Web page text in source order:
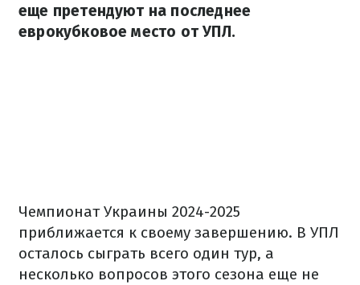
еще претендуют на последнее
еврокубковое место от УПЛ.
Чемпионат Украины 2024-2025
приближается к своему завершению. В УПЛ
осталось сыграть всего один тур, а
несколько вопросов этого сезона еще не